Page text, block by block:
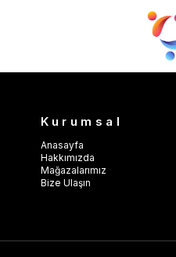
Kurumsal
Anasayfa
Hakkımızda
Mağazalarımız
Bize Ulaşın